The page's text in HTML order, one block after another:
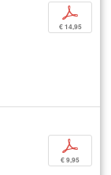
p
€ 14,95
p
€ 9,95